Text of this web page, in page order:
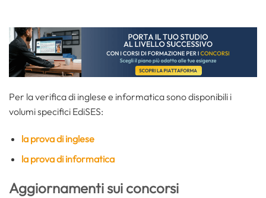
Per la verifica di inglese e informatica sono disponibili i
volumi specifici EdiSES:
la prova di inglese
la prova di informatica
Aggiornamenti sui concorsi